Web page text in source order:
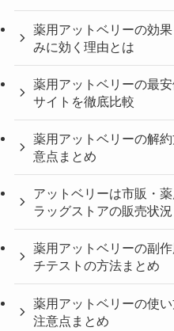
薬用アットベリーの効
みに効く理由とは
薬用アットベリーの最
サイトを徹底比較
薬用アットベリーの解
意点まとめ
アットベリーは市販・
ラッグストアの販売状
薬用アットベリーの副
チテストの方法まとめ
薬用アットベリーの使
注意点まとめ